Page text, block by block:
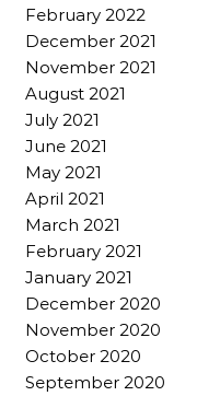
February 2022
December 2021
November 2021
August 2021
July 2021
June 2021
May 2021
April 2021
March 2021
February 2021
January 2021
December 2020
November 2020
October 2020
September 2020